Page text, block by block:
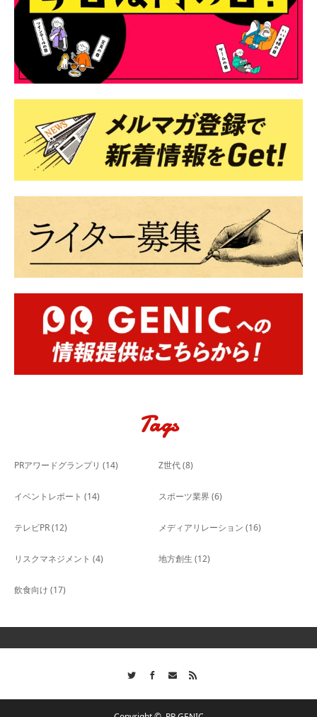
Tags
PRアワードグランプリ (14) Z世代(8)
イベントレポート (14) スポーツ業界 (6)
テレビPR(12) メディアリレーション (16)
リスクマネジメント (4) 地方創生 (12)
飲食向け (17)